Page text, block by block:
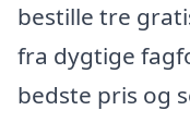
bestille tre
fra dygtige
bedste pris og